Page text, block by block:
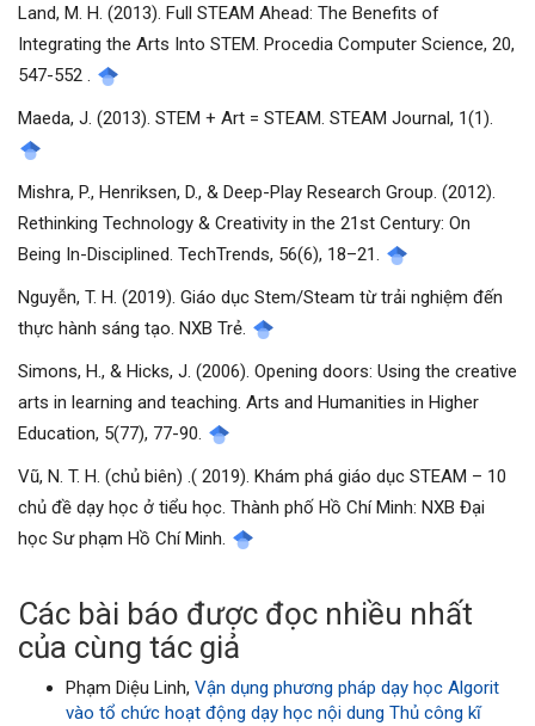
Land, M. H. (2013). Full STEAM Ahead: The Benefits of
Integrating the Arts Into STEM. Procedia Computer Science, 20,
547-552 .
Maeda, J. (2013). STEM + Art = STEAM. STEAM Journal, 1(1).
Mishra, P., Henriksen, D., & Deep-Play Research Group. (2012).
Rethinking Technology & Creativity in the 21st Century: On
Being In-Disciplined. TechTrends, 56(6), 18–21.
Nguyễn, T. H. (2019). Giáo dục Stem/Steam từ trải nghiệm đến
thực hành sáng tạo. NXB Trẻ.
Simons, H., & Hicks, J. (2006). Opening doors: Using the creative
arts in learning and teaching. Arts and Humanities in Higher
Education, 5(77), 77-90.
Vũ, N. T. H. (chủ biên) .( 2019). Khám phá giáo dục STEAM – 10
chủ đề dạy học ở tiểu học. Thành phố Hồ Chí Minh: NXB Đại
học Sư phạm Hồ Chí Minh.
Các bài báo được đọc nhiều nhất
của cùng tác giả
Phạm Diệu Linh, Vận dụng phương pháp dạy học Algorit
vào tổ chức hoạt động dạy học nội dung Thủ công kĩ